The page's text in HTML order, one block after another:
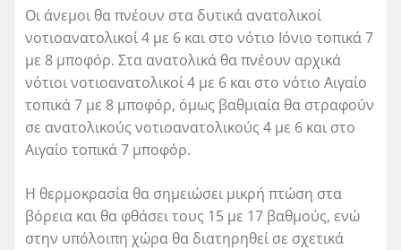
Οι άνεμοι θα πνέουν στα δυτικά ανατολικοί
νοτιοανατολικοί 4 με 6 και στο νότιο Ιόνιο τοπικά 7
με 8 μποφόρ. Στα ανατολικά θα πνέουν αρχικά
νότιοι νοτιοανατολικοί 4 με 6 και στο νότιο Αιγαίο
τοπικά 7 με 8 μποφόρ, όμως βαθμιαία θα στραφούν
σε ανατολικούς νοτιοανατολικούς 4 με 6 και στο
Αιγαίο τοπικά 7 μποφόρ.
Η θερμοκρασία θα σημειώσει μικρή πτώση στα
βόρεια και θα φθάσει τους 15 με 17 βαθμούς, ενώ
στην υπόλοιπη χώρα θα διατηρηθεί σε σχετικά